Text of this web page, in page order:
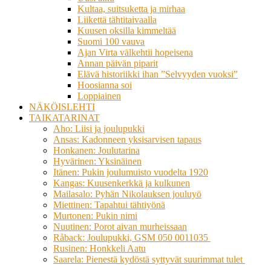
Kultaa, suitsuketta ja mirhaa
Liikettä tähtitaivaalla
Kuusen oksilla kimmeltää
Suomi 100 vauva
Ajan Virta välkehtii hopeisena
Annan päivän piparit
Elävä historiikki ihan ”Selvyyden vuoksi”
Hoosianna soi
Loppiainen
NÄKÖISLEHTI
TAIKATARINAT
Aho: Liisi ja joulupukki
Ansas: Kadonneen yksisarvisen tapaus
Honkanen: Joulutarina
Hyvärinen: Yksinäinen
Itänen: Pukin joulumuisto vuodelta 1920
Kangas: Kuusenkerkkä ja kulkunen
Mailasalo: Pyhän Nikolauksen jouluyö
Miettinen: Tapahtui tähtiyönä
Murtonen: Pukin nimi
Nuutinen: Porot aivan murheissaan
Råback: Joulupukki, GSM 050 0011035
Rusinen: Honkkeli Aatu
Saarela: Pienestä kydöstä syttyvät suurimmat tulet